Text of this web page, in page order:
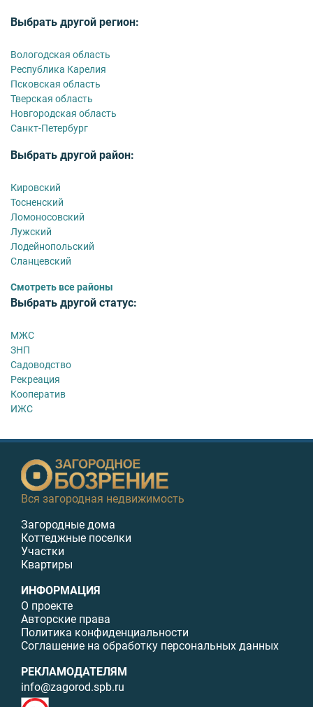
Выбрать другой регион:
Вологодская область
Республика Карелия
Псковская область
Тверская область
Новгородская область
Санкт-Петербург
Выбрать другой район:
Кировский
Тосненский
Ломоносовский
Лужский
Лодейнопольский
Сланцевский
Смотреть все районы
Выбрать другой статус:
МЖС
ЗНП
Садоводство
Рекреация
Кооператив
ИЖС
Вся загородная недвижимость
Загородные дома
Коттеджные поселки
Участки
Квартиры
ИНФОРМАЦИЯ
О проекте
Авторские права
Политика конфиденциальности
Соглашение на обработку персональных данных
РЕКЛАМОДАТЕЛЯМ
info@zagorod.spb.ru